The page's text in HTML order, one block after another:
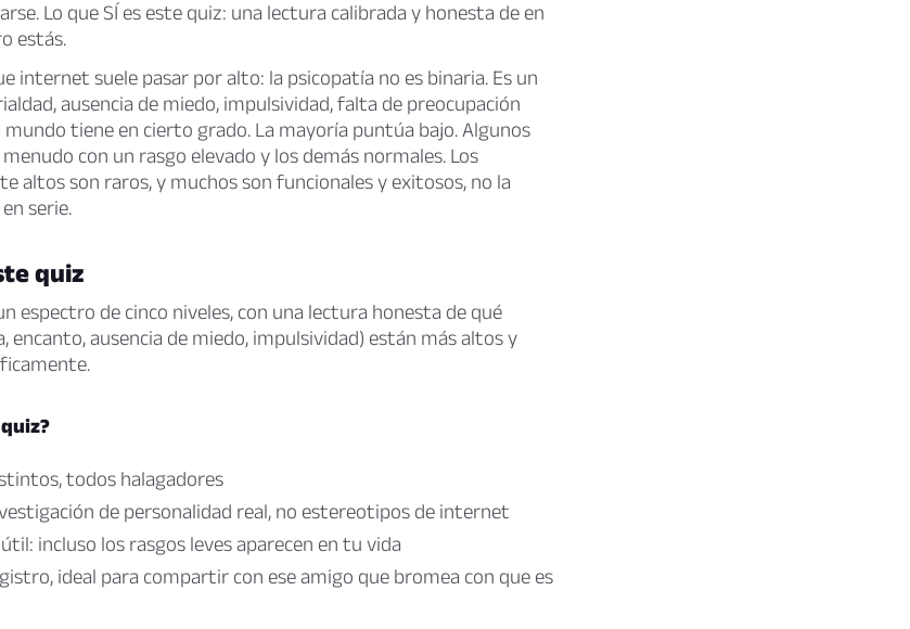
Lo que SÍ es este quiz: una lectura calibrada y honesta de en
estás.
internet suele pasar por alto: la psicopatía no es binaria. Es un
ausencia de miedo, impulsividad, falta de preocupación
tiene en cierto grado. La mayoría puntúa bajo. Algunos
con un rasgo elevado y los demás normales. Los
altos son raros, y muchos son funcionales y exitosos, no la
serie.
quiz
espectro de cinco niveles, con una lectura honesta de qué
encanto, ausencia de miedo, impulsividad) están más altos y
todos halagadores
de personalidad real, no estereotipos de internet
incluso los rasgos leves aparecen en tu vida
ideal para compartir con ese amigo que bromea con que es